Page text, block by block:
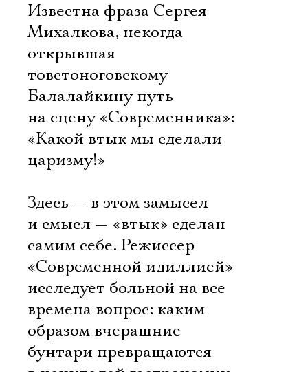
Известна фраза Сергея
Михалкова, некогда
открывшая
товстоноговскому
Балалайкину путь
на сцену «Современника»:
«Какой втык мы сделали
царизму!»
Здесь — в этом замысел
и смысл — «втык» сделан
самим себе. Режиссер
«Современной идиллией»
исследует больной на все
времена вопрос: каким
образом вчерашние
бунтари превращаются